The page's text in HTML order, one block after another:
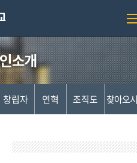
창립자 연혁 조직도 찾아오